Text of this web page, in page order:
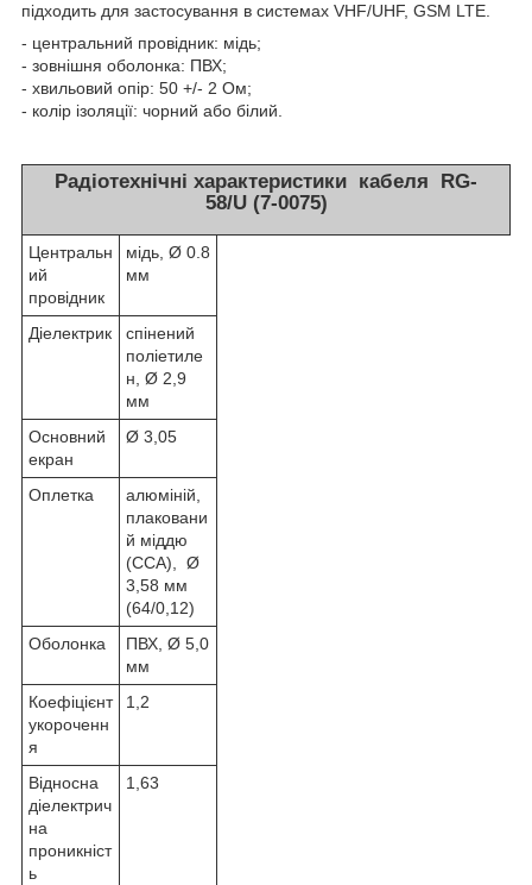
підходить для застосування в системах VHF/UHF, GSM LTE.
- центральний провідник: мідь;
- зовнішня оболонка: ПВХ;
- хвильовий опір: 50 +/- 2 Ом;
- колір ізоляції: чорний або білий.
Радіотехнічні характеристики кабеля RG-
58/U (7-0075)
Центральн
ий
провідник
мідь, Ø 0.8
мм
Діелектрик
спінений
поліетиле
н, Ø 2,9
мм
Основний
екран
Ø 3,05
Оплетка
алюміній,
плаковани
й міддю
(CCA), Ø
3,58 мм
(64/0,12)
Оболонка
ПВХ, Ø 5,0
мм
Коефіцієнт
укороченн
я
1,2
Відносна
діелектрич
на
проникніст
ь
1,63